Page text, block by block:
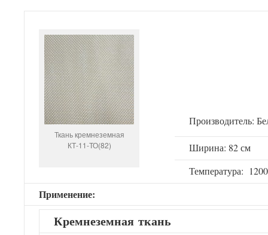
Ткань кремнеземная
КТ-11-ТО(82)
Производитель:
Ширина: 82 см
Температура:
Применение:
Кремнеземная ткань